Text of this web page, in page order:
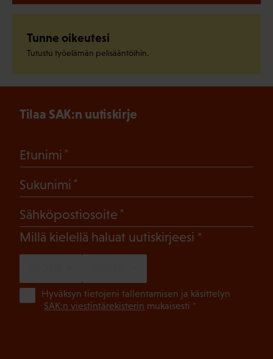
Tunne oikeutesi
Tutustu työelämän pelisääntöihin.
Tilaa SAK:n uutiskirje
Etunimi
Sukunimi
Sähköpostiosoite
Millä kielellä haluat uutiskirjeesi (Pakollinen)
Hyväksyn tietojeni tallentamisen ja käsittelyn
SAK:n viestintärekisterin mukaisesti *